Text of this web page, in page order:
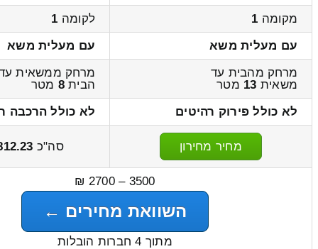
מקומה 1 לקומה 1
עם מעלית משא
עם מעלית משא
מרחק מהבית עד
משאית 13 מטר
מרחק ממשאית
הבית8 מטר
לא כולל פירוק רהיטים
לא כולל הרכבה
מחיר מחירון סה"כ
3500 – 2700 ₪
השוואת מחירים ←
מתוך 4 חברות הובלות